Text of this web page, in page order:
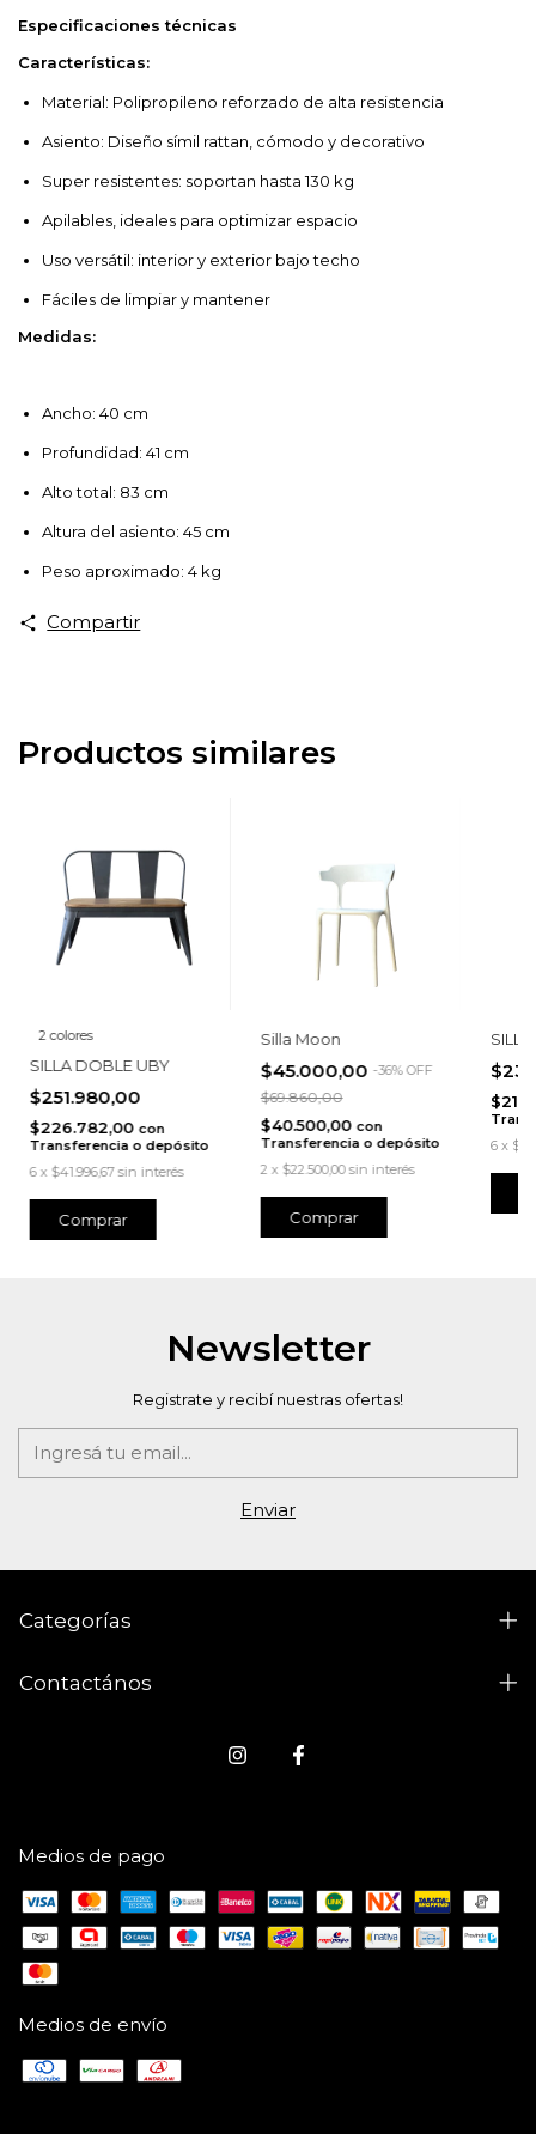
Especificaciones técnicas
Características:
Material: Polipropileno reforzado de alta resistencia
Asiento: Diseño símil rattan, cómodo y decorativo
Super resistentes: soportan hasta 130 kg
Apilables, ideales para optimizar espacio
Uso versátil: interior y exterior bajo techo
Fáciles de limpiar y mantener
Medidas:
Ancho: 40 cm
Profundidad: 41 cm
Alto total: 83 cm
Altura del asiento: 45 cm
Peso aproximado: 4 kg
Compartir
Productos similares
2 colores
SILLA DOBLE UBY
$251.980,00
$226.782,00 con
Transferencia o depósito
6 x $41.996,67 sin interés
Comprar
Silla Moon
$45.000,00 -36%OFF
$69.860,00
$40.500,00 con
Transferencia o depósito
2 x $22.500,00 sin interés
6 x
Newsletter
Registrate y recibí nuestras ofertas!
Categorías
Contactános
Medios de pago
Medios de envío